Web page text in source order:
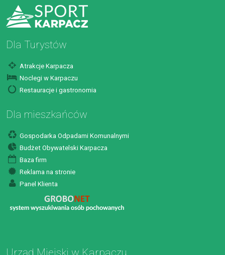
Dla Turystów
Atrakcje Karpacza
Noclegi w Karpaczu
Restauracje i gastronomia
Dla mieszkańców
Gospodarka Odpadami Komunalnymi
Budżet Obywatelski Karpacza
Baza firm
Reklama na stronie
Panel Klienta
Urząd Miejski w Karpaczu